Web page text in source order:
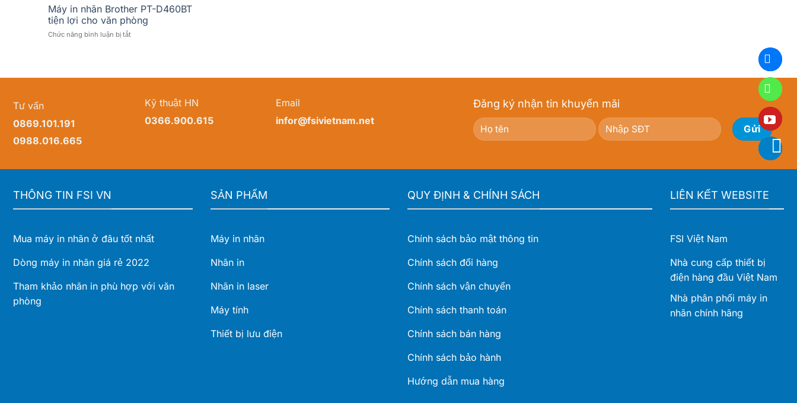
hợp
cho
doanh
nghiệp
rộng
cho
doanh
nghiệp
in
nhãn
Brother
TD-
4555DNWB
pháp
nhãn
Máy in nhãn Brother PT-D460BT
tiện lợi cho văn phòng
Chức năng bình luận bị tắtở
Tư vấn
0869.101.191
0988.016.665
Kỹ thuật HN
0366.900.615
Email
infor@fsivietnam.net
Đăng ký nhận tin khuyến mãi
THÔNG TIN FSI VN
Mua máy in nhãn ở đâu tốt nhất
Dòng máy in nhãn giá rẻ 2022
Tham khảo nhãn in phù hợp với văn
phòng
SẢN PHẨM
Máy in nhãn
Nhãn in
Nhãn in laser
Máy tính
Thiết bị lưu điện
QUY ĐỊNH & CHÍNH SÁCH
Chính sách bảo mật thông tin
Chính sách đổi hàng
Chính sách vận chuyển
Chính sách thanh toán
Chính sách bán hàng
Chính sách bảo hành
Hướng dẫn mua hàng
LIÊN KẾT WEBSITE
FSI Việt Nam
Nhà cung cấp thiết bị
điện hàng đầu Việt Nam
Nhà phân phối máy in
nhãn chính hãng